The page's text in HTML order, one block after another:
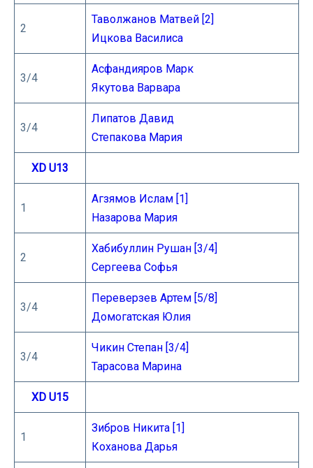
2
Таволжанов Матвей [2]
Ицкова Василиса
3/4
Асфандияров Марк
Якутова Варвара
3/4
Липатов Давид
Степакова Мария
XD U13
1
Агзямов Ислам [1]
Назарова Мария
2
Хабибуллин Рушан [3/4]
Сергеева Софья
3/4
Переверзев Артем [5/8]
Домогатская Юлия
3/4
Чикин Степан [3/4]
Тарасова Марина
XD U15
1
Зибров Никита [1]
Коханова Дарья